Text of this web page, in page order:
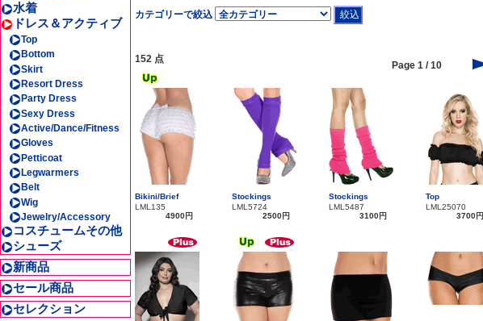
水着
ドレス＆アクティブ
Top
Bottom
Skirt
Resort Dress
Party Dress
Sexy Dress
Active/Dance/Fitness
Gloves
Petticoat
Legwarmers
Belt
Wig
Jewelry/Accessory
コスチュームその他
シューズ
新商品
セール商品
セレクション
カテゴリーで絞込
152 点
Page 1 / 10
Bikini/Brief
LML135
4900円
Stockings
LML5724
2500円
Stockings
LML5487
3100円
Top
LML25070
3700円